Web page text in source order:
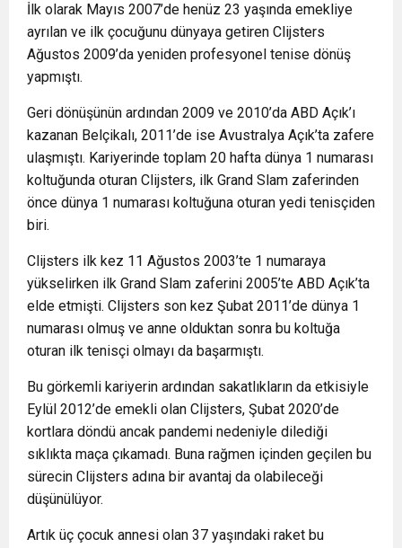
İlk olarak Mayıs 2007’de henüz 23 yaşında emekliye
ayrılan ve ilk çocuğunu dünyaya getiren Clijsters
Ağustos 2009’da yeniden profesyonel tenise dönüş
yapmıştı.
Geri dönüşünün ardından 2009 ve 2010’da ABD Açık’ı
kazanan Belçikalı, 2011’de ise Avustralya Açık’ta zafere
ulaşmıştı. Kariyerinde toplam 20 hafta dünya 1 numarası
koltuğunda oturan Clijsters, ilk Grand Slam zaferinden
önce dünya 1 numarası koltuğuna oturan yedi tenisçiden
biri.
Clijsters ilk kez 11 Ağustos 2003’te 1 numaraya
yükselirken ilk Grand Slam zaferini 2005’te ABD Açık’ta
elde etmişti. Clijsters son kez Şubat 2011’de dünya 1
numarası olmuş ve anne olduktan sonra bu koltuğa
oturan ilk tenisçi olmayı da başarmıştı.
Bu görkemli kariyerin ardından sakatlıkların da etkisiyle
Eylül 2012’de emekli olan Clijsters, Şubat 2020’de
kortlara döndü ancak pandemi nedeniyle dilediği
sıklıkta maça çıkamadı. Buna rağmen içinden geçilen bu
sürecin Clijsters adına bir avantaj da olabileceği
düşünülüyor.
Artık üç çocuk annesi olan 37 yaşındaki raket bu